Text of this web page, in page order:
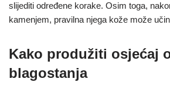
slijediti određene korake. Osim toga,
kamenjem, pravilna njega kože može
Kako produžiti osjećaj
blagostanja